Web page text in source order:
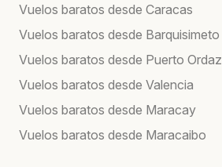
Vuelos baratos desde Caracas
Vuelos baratos desde Barquisimeto
Vuelos baratos desde Puerto Ordaz
Vuelos baratos desde Valencia
Vuelos baratos desde Maracay
Vuelos baratos desde Maracaibo